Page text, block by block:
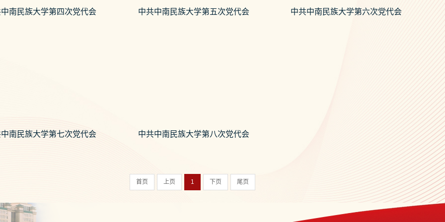
南民族大学第四次党代会 中共中南民族大学第五次党代会 中共中南民族大学第六次党代会
南民族大学第七次党代会 中共中南民族大学第八次党代会
首页 上页 1 下页 尾页